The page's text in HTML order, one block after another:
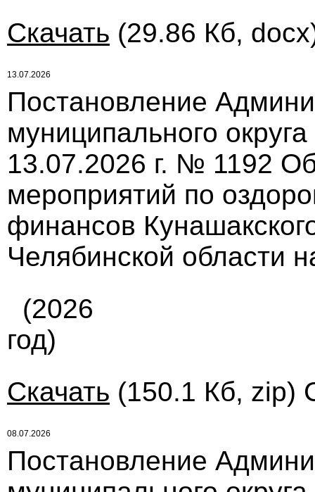
Скачать (29.86 Кб,
13.07.2026
Постановление
муниципального
13.07.2026 г. № 1192
мероприятий по
финансов
Челябинской области
(2026
год)
Скачать (150.1 Кб, zip)
08.07.2026
Постановление